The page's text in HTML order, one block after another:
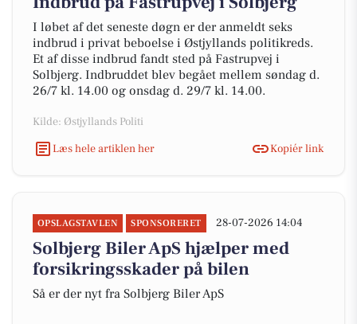
I løbet af det seneste døgn er der anmeldt seks
indbrud i privat beboelse i Østjyllands politikreds.
Et af disse indbrud fandt sted på Fastrupvej i
Solbjerg. Indbruddet blev begået mellem søndag d.
26/7 kl. 14.00 og onsdag d. 29/7 kl. 14.00.
Kilde: Østjyllands Politi
Læs hele artiklen her
Kopiér link
OPSLAGSTAVLEN SPONSORERET 28-07-2026 14:04
Solbjerg Biler ApS hjælper med
forsikringsskader på bilen
Så er der nyt fra Solbjerg Biler ApS